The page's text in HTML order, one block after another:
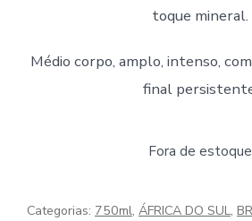
toque mineral.
Médio corpo, amplo, intenso,
final
Fora de estoque
Categorias: 750ml, ÁFRICA DO SUL,